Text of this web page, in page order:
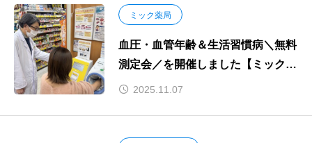
ミック薬局
血圧・血管年齢＆生活習慣病＼無料
測定会／を開催しました【ミック薬
局京阪千林店】
2025.11.07